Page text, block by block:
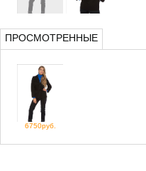
ПРОСМОТРЕННЫЕ
6750руб.